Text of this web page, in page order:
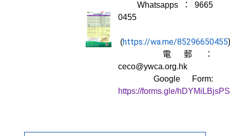
Whatsapps：9665
0455
(https://wa.me/85296650455
電郵：
ceco@ywca.org.hk
Google Form:
https://forms.gle/